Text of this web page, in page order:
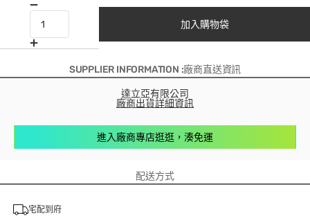
加入購物袋
SUPPLIER INFORMATION :廠商直送資訊
達立亞有限公司
廠商出貨詳細資訊
進入廠商專店逛逛，湊免運
配送方式
宅配到府